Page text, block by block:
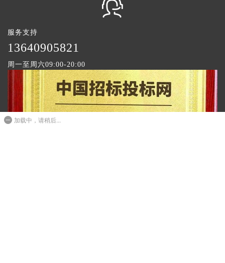
服务支持
1 3640905821
周一至周六09:00-20:00
加载中，请稍后...